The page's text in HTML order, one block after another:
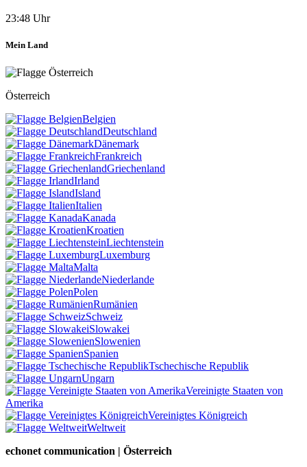
23:48 Uhr
Mein Land
Österreich
Belgien
Deutschland
Dänemark
Frankreich
Griechenland
Irland
Island
Italien
Kanada
Kroatien
Liechtenstein
Luxemburg
Malta
Niederlande
Polen
Rumänien
Schweiz
Slowakei
Slowenien
Spanien
Tschechische Republik
Ungarn
Vereinigte Staaten von
Amerika
Vereinigtes Königreich
Weltweit
echonet communication | Österreich